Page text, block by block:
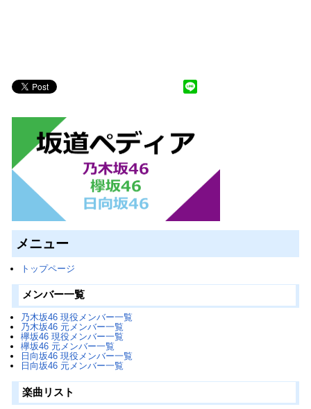
メニュー
トップページ
メンバー一覧
乃木坂46 現役メンバー一覧
乃木坂46 元メンバー一覧
欅坂46 現役メンバー一覧
欅坂46 元メンバー一覧
日向坂46 現役メンバー一覧
日向坂46 元メンバー一覧
楽曲リスト